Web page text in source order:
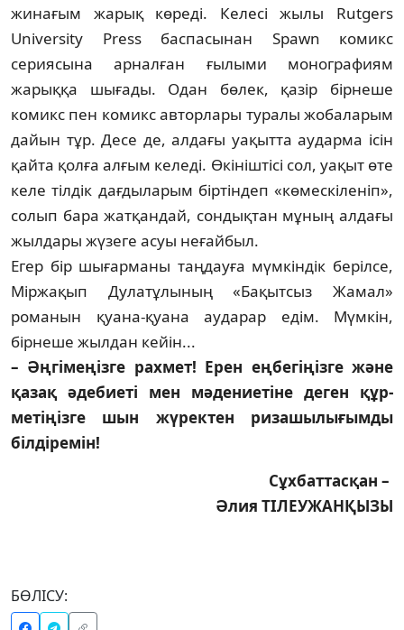
жинағым жарық көреді. Ке­лесі жылы Rutgers
University Press баспа­сы­нан Spawn комикс
сериясына арналған ғы­лыми монографиям
жарыққа шығады. Одан бөлек, қазір бірнеше
комикс пен ко­микс авторлары туралы жобаларым
дайын тұр. Десе де, алдағы уақытта аударма ісін
қай­та қолға алғым келеді. Өкініштісі сол, уа­қыт өте
келе тілдік дағдыларым біртіндеп «кө­мескіленіп»,
солып бара жатқандай, сон­дық­тан мұның алдағы
жылдары жүзеге асуы неғайбыл.
Егер бір шығарманы таңдауға мүмкіндік берілсе,
Міржақып Дулатұлының «Ба­қыт­сыз Жамал»
романын қуана-қуана ау­­­дарар едім. Мүмкін,
бірнеше жылдан кейін...
– Әңгімеңізге рахмет! Ерен еңбе­гіңіз­ге және
қазақ әдебиеті мен мәде­ние­тіне деген құр­
метіңізге шын жүрек­тен ризашылығымды
білдіремін!
Сұхбаттасқан –
Әлия ТІЛЕУЖАНҚЫЗЫ
БӨЛІСУ: